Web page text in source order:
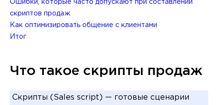
Ошибки, которые часто допускают при составлении
скриптов продаж
Как оптимизировать общение с клиентами
Итог
Что такое скрипты продаж
Скрипты (Sales script) — готовые сценарии